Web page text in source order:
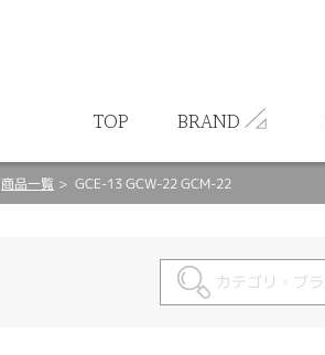
TOP BRAND
商品一覧 GCE-13 GCW-22 GCM-22